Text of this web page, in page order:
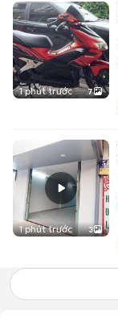
1 phút trước 7
1 phút trước 3